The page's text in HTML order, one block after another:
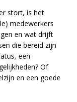
stort, is het
medewerkers
en wat drijft
die bereid zijn
een
Of
en een goede